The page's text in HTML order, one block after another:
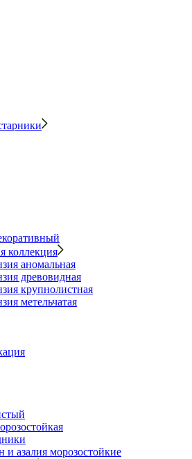
коллекция
аномальная
древовидная
крупнолистная
метельчатая
и азалия морозостойкие